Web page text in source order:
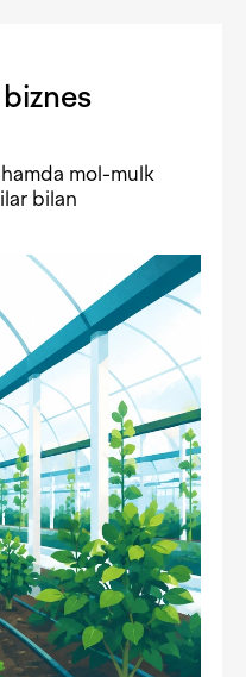
mol-mulk
bilan